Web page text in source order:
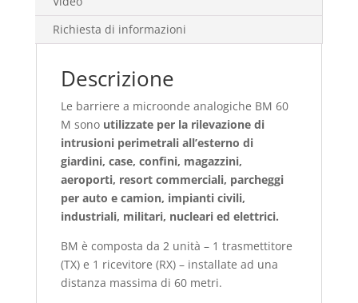
Richiesta di informazioni
Descrizione
Le barriere a microonde analogiche BM 60
M sono utilizzate per la rilevazione di
intrusioni perimetrali all’esterno di
giardini, case, confini, magazzini,
aeroporti, resort commerciali, parcheggi
per auto e camion, impianti civili,
industriali, militari, nucleari ed elettrici.
BM è composta da 2 unità – 1 trasmettitore
(TX) e 1 ricevitore (RX) – installate ad una
distanza massima di 60 metri.